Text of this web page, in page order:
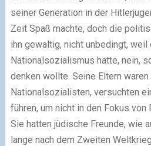
seiner Generation in der
Zeit Spaß machte, doch die
ihn gewaltig, nicht unbedingt,
Nationalsozialismus hatte, nein,
denken wollte. Seine Eltern waren
Nationalsozialisten, versuchten
führen, um nicht in den Fokus von
Sie hatten jüdische Freunde, wie
lange nach dem Zweiten